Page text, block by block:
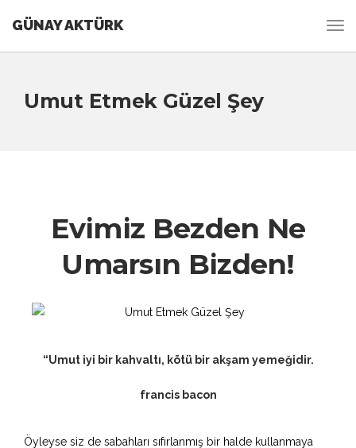
GÜNAY AKTÜRK
Umut Etmek Güzel Şey
Evimiz Bezden Ne
Umarsın Bizden!
“Umut iyi bir kahvaltı, kötü bir akşam yemeğidir.
francis bacon
Öyleyse siz de sabahları sıfırlanmış bir halde kullanmaya